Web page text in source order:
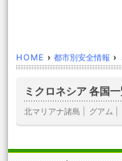
HOME › 都市別安全情報 ›
ミクロネシア 各国
北マリアナ諸島 グアム